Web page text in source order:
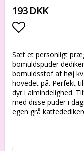
193 DKK
Add to list
Sæt et personligt
bomuldspuder
bomuldsstof af høj
hovedet på. Perfekt
dyr i almindelighed.
med disse puder i
egen grå